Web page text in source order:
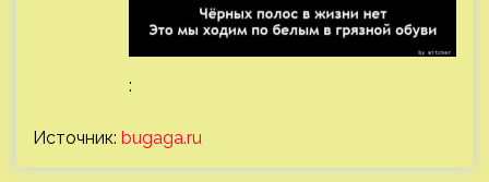
:
Источник: bugaga.ru